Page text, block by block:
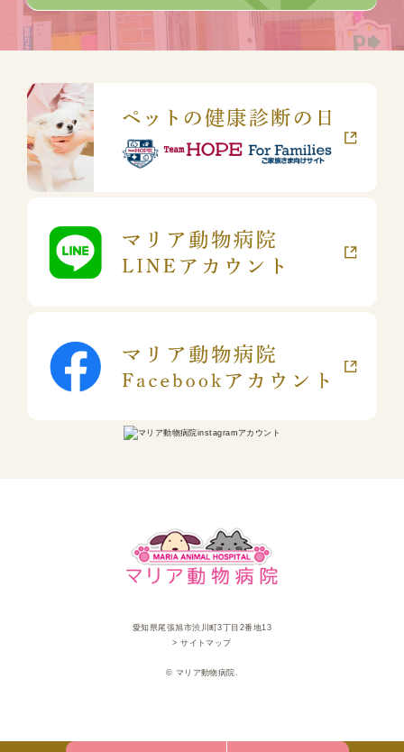
愛知県尾張旭市渋川町3丁目2番地13
> サイトマップ
© マリア動物病院.